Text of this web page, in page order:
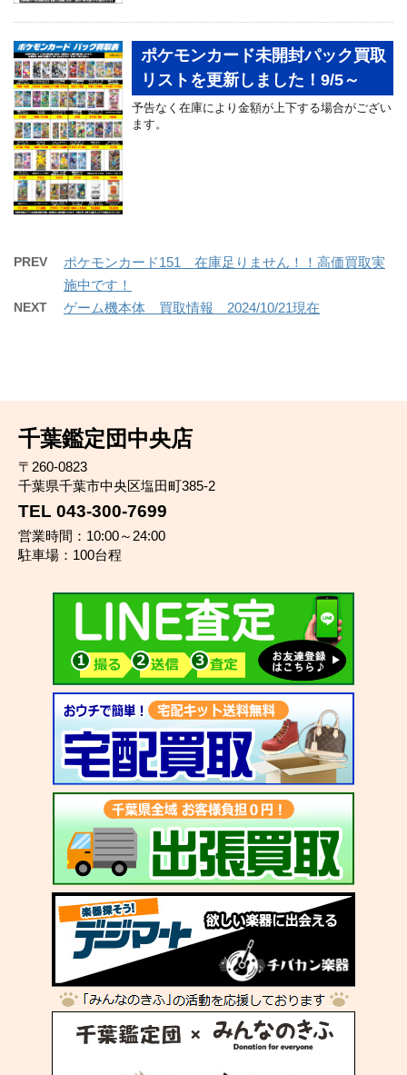
ポケモンカード未開封パック買取
リストを更新しました！9/5～
予告なく在庫により金額が上下する場合がござい
ます。
PREV
ポケモンカード151 在庫足りません！！高価買取実
施中です！
NEXT ゲーム機本体 買取情報 2024/10/21現在
千葉鑑定団中央店
〒260-0823
千葉県千葉市中央区塩田町385-2
TEL 043-300-7699
営業時間：10:00～24:00
駐車場：100台程